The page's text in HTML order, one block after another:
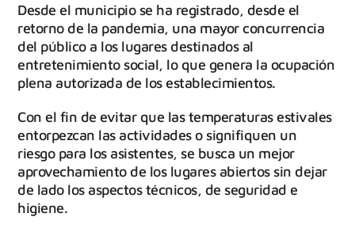
Desde el municipio se ha registrado, desde el
retorno de la pandemia, una mayor concurrencia
del público a los lugares destinados al
entretenimiento social, lo que genera la ocupación
plena autorizada de los establecimientos.
Con el fin de evitar que las temperaturas estivales
entorpezcan las actividades o signifiquen un
riesgo para los asistentes, se busca un mejor
aprovechamiento de los lugares abiertos sin dejar
de lado los aspectos técnicos, de seguridad e
higiene.